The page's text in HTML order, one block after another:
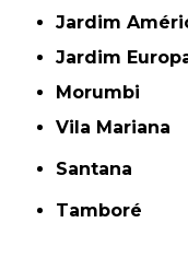
Jardim
Jardim
Morumbi
Vila Mariana
Santana
Tamboré